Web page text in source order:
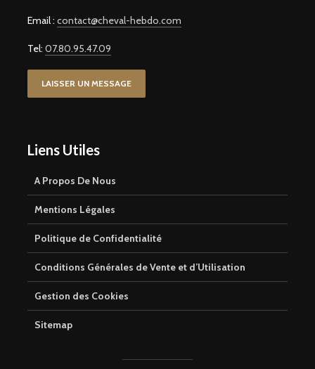
Email : contact@cheval-hebdo.com
Tel: 07.80.95.47.09
LAISSER UN MESSAGE
Liens Utiles
A Propos De Nous
Mentions Légales
Politique de Confidentialité
Conditions Générales de Vente et d’Utilisation
Gestion des Cookies
Sitemap